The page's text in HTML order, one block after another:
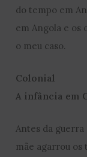
do tempo em
em Angola e os
o meu caso.
Colonial
A infância em
Antes da guerra
mãe agarrou os